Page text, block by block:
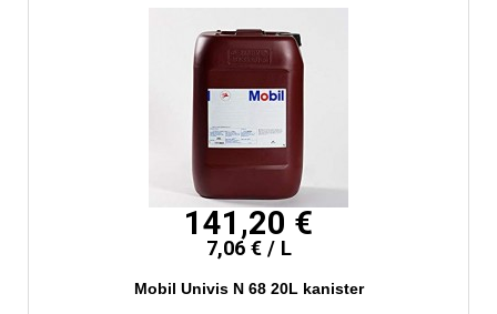
141,20 €
7,06 € / L
Mobil Univis N 68 20L kanister